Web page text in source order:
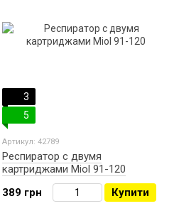
3
5
Артикул: 42789
Респиратор с двумя
картриджами Miol 91-120
389 грн
Купити